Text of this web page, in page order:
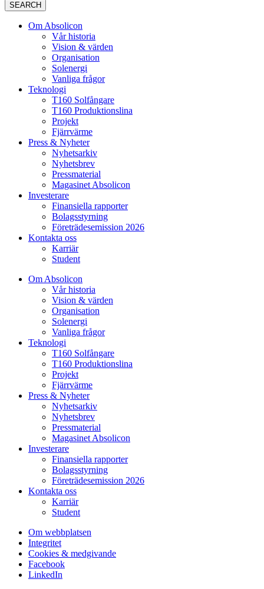
SEARCH
Om Absolicon
Vår historia
Vision & värden
Organisation
Solenergi
Vanliga frågor
Teknologi
T160 Solfångare
T160 Produktionslina
Projekt
Fjärrvärme
Press & Nyheter
Nyhetsarkiv
Nyhetsbrev
Pressmaterial
Magasinet Absolicon
Investerare
Finansiella rapporter
Bolagsstyrning
Företrädesemission 2026
Kontakta oss
Karriär
Student
Om Absolicon
Vår historia
Vision & värden
Organisation
Solenergi
Vanliga frågor
Teknologi
T160 Solfångare
T160 Produktionslina
Projekt
Fjärrvärme
Press & Nyheter
Nyhetsarkiv
Nyhetsbrev
Pressmaterial
Magasinet Absolicon
Investerare
Finansiella rapporter
Bolagsstyrning
Företrädesemission 2026
Kontakta oss
Karriär
Student
Om webbplatsen
Integritet
Cookies & medgivande
Facebook
LinkedIn